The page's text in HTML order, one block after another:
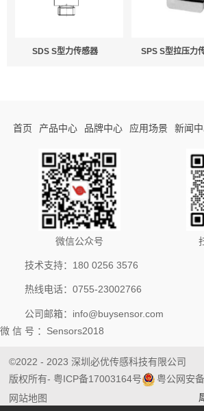
SDS S型力传感器 SPS S型拉压力
首页 产品中心 品牌中心 应用场景 新闻
微信公众号
技术支持：180 0256 3576
热线电话：0755-23002766
公司邮箱：info@buysensor.com
微 信 号 ：Sensors2018
©2022 - 2023 深圳必优传感科技有限公司
版权所有- 粤ICP备17003164号
粤公网安
网站地图